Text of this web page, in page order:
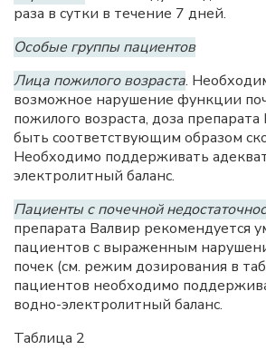
раза в сутки в течение 7 дней.
Особые группы пациентов
Лица пожилого возраста.
возможное нарушение функции
пожилого возраста, доза
быть соответствующим образом
Необходимо поддерживать
электролитный баланс.
Пациенты с почечной
препарата Валвир рекомендуется
пациентов с выраженным
почек (см. режим дозирования в
пациентов необходимо
водно-электролитный баланс.
Таблица 2